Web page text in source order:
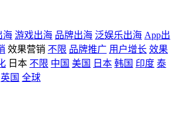
海 游戏出海 品牌出海 泛娱乐出海 App出
效果营销 不限 品牌推广 用户增长 效果
日本 不限 中国 美国 日本 韩国 印度 泰
英国 全球